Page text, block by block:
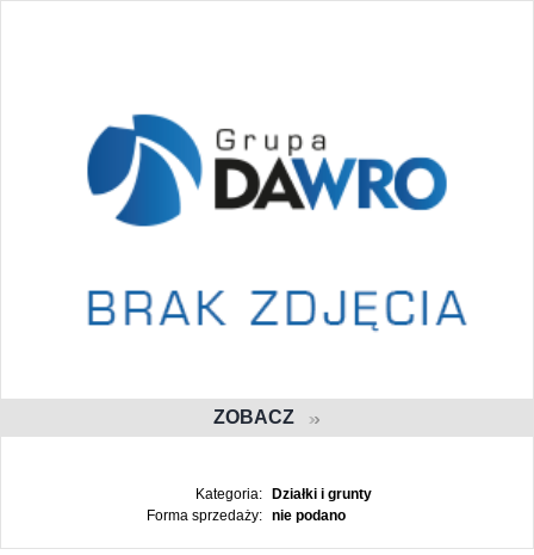
ZOBACZ
Kategoria:
Działki i grunty
Forma sprzedaży:
nie podano